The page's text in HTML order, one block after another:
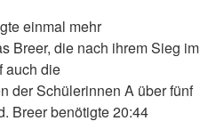
einmal mehr
Breer, die nach ihrem Sieg im
auch die
der Schülerinnen A über fünf
Breer benötigte 20:44